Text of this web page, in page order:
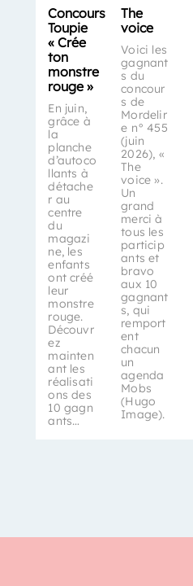
Concours
Toupie
« Crée
ton
monstre
rouge »
En juin,
grâce à
la
planche
d’autoco
llants à
détache
r au
centre
du
magazi
ne, les
enfants
ont créé
leur
monstre
rouge.
Découvr
ez
mainten
ant les
réalisati
ons des
10 gagn
ants…
The
voice
Voici les
gagnant
s du
concour
s de
Mordelir
e n° 455
(juin
2026), «
The
voice ».
Un
grand
merci à
tous les
particip
ants et
bravo
aux 10
gagnant
s, qui
remport
ent
chacun
un
agenda
Mobs
(Hugo
Image).